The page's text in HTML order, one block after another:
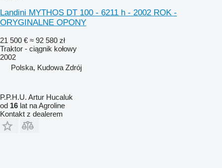
Landini MYTHOS DT 100 - 6211 h - 2002 ROK -
ORYGINALNE OPONY
21 500 € ≈ 92 580 zł
Traktor - ciągnik kołowy
2002
Polska, Kudowa Zdrój
P.P.H.U. Artur Hucaluk
od 16 lat na Agroline
Kontakt z dealerem